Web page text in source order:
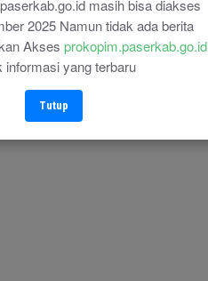
masih bisa diakses
2025 Namun tidak ada berita
Akses prokopim.paserkab.go.id
informasi yang terbaru
Tutup